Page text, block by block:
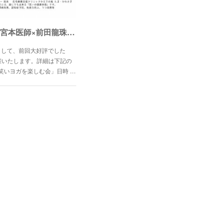
「ワインと笑いヨガを楽しむ会」 宮本医師×前田龍珠園コラボ企画
て、前回大好評でした
たします。詳細は下記の
ヨガを楽しむ会」日時 …